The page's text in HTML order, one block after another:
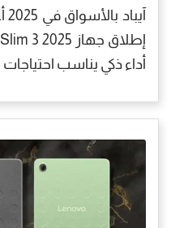
أداء ذكي يناسب